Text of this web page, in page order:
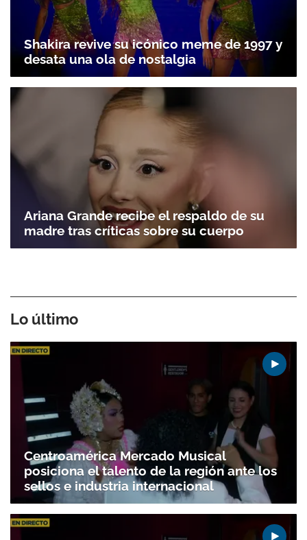
Shakira revive su icónico meme de 1997 y
desata una ola de nostalgia
Ariana Grande recibe el respaldo de su
madre tras críticas sobre su cuerpo
Lo último
Centroamérica Mercado Musical
posiciona el talento de la región ante los
sellos e industria internacional